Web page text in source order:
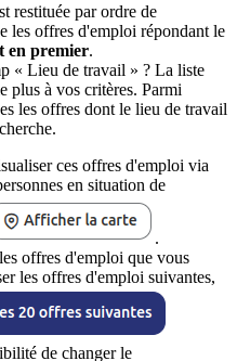
restituée par ordre de
les offres d'emploi répondant le
en premier.
« Lieu de travail » ? La liste
plus à vos critères. Parmi
les offres dont le lieu de travail
ces offres d'emploi via
en situation de
.
offres d'emploi que vous
les offres d'emploi suivantes,
de changer le